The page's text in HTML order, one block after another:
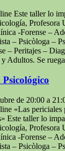
Este taller lo
Profesora
-Forense –
– Psicòloga –
– Peritajes –
y Adultos. Se
de 20:00 a
«Las periciales
Este taller lo
Profesora
-Forense –
– Psicòloga –